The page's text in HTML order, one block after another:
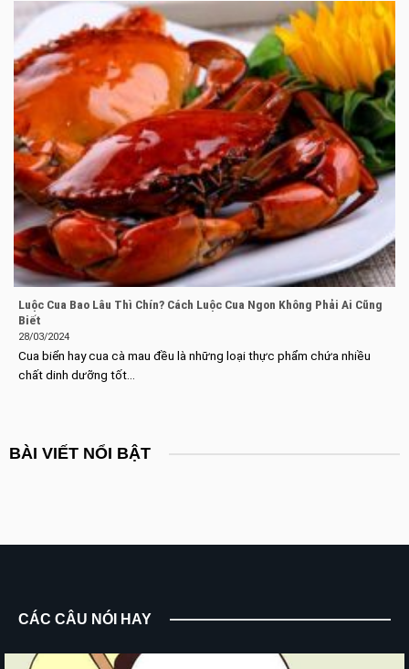
Luộc Cua Bao Lâu Thì Chín? Cách Luộc Cua Ngon Không Phải Ai Cũng
Biết
28/03/2024
Cua biển hay cua cà mau đều là những loại thực phẩm chứa nhiều
chất dinh dưỡng tốt...
BÀI VIẾT NỔI BẬT
CÁC CÂU NÓI HAY